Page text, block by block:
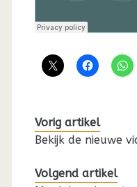
Vorig artikel
Bekijk de nieuwe
Volgend artikel